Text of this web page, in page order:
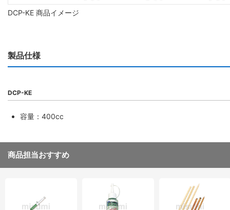
DCP-KE 商品イメージ
製品仕様
DCP-KE
容量：400cc
商品担当おすすめ